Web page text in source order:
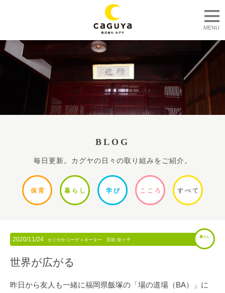
MENU
BLOG
毎日更新。カグヤの日々の取り組みをご紹介。
保 育 暮ら し 学 び ここ ろ すべて
2020/11/24 かぐやかコーディネーター 宮前 奈々子
暮らし
世界が広がる
昨日から友人も一緒に福岡県飯塚の「場の道場（BA）」に